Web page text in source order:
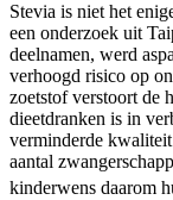
Stevia is niet het
een onderzoek uit
deelnamen, werd
verhoogd risico op
zoetstof verstoort de
dieetdranken is in
verminderde
aantal
kinderwens daarom